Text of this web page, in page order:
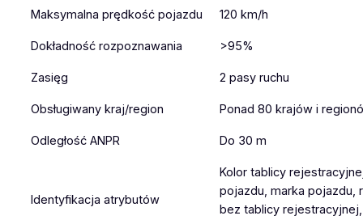
Maksymalna prędkość pojazdu 120 km/h
Dokładność rozpoznawania >95%
Zasięg 2 pasy ruchu
Obsługiwany kraj/region Ponad 80 krajów i
Odległość ANPR Do 30 m
Identyfikacja atrybutów
Kolor tablicy
pojazdu, marka
bez tablicy